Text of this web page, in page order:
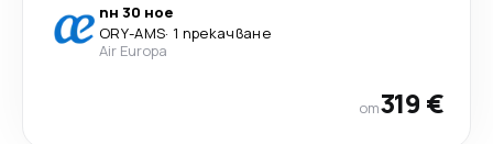
пн 30 ное
ORY-AMS· 1 прекачване
Air Europa
от319 €